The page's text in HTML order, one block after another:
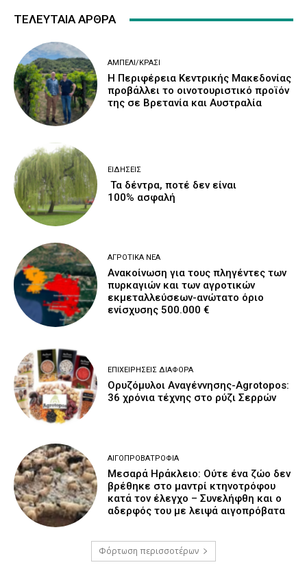
ΤΕΛΕΥΤΑΙΑ ΑΡΘΡΑ
ΑΜΠΈΛΙ/ΚΡΑΣΊ
H Περιφέρεια Κεντρικής Μακεδονίας
προβάλλει το οινοτουριστικό προϊόν
της σε Βρετανία και Αυστραλία
ΕΙΔΉΣΕΙΣ
Τα δέντρα, ποτέ δεν είναι
100% ασφαλή
ΑΓΡΟΤΙΚΆ ΝΈΑ
Ανακοίνωση για τους πληγέντες των
πυρκαγιών και των αγροτικών
εκμεταλλεύσεων-ανώτατο όριο
ενίσχυσης 500.000 €
ΕΠΙΧΕΙΡΉΣΕΙΣ ΔΙΆΦΟΡΑ
Ορυζόμυλοι Αναγέννησης-Agrotopos:
36 χρόνια τέχνης στο ρύζι Σερρών
ΑΙΓΟΠΡΟΒΑΤΡΟΦΊΑ
Μεσαρά Ηράκλειο: Ούτε ένα ζώο δεν
βρέθηκε στο μαντρί κτηνοτρόφου
κατά τον έλεγχο – Συνελήφθη και ο
αδερφός του με λειψά αιγοπρόβατα
Φόρτωση περισσοτέρων